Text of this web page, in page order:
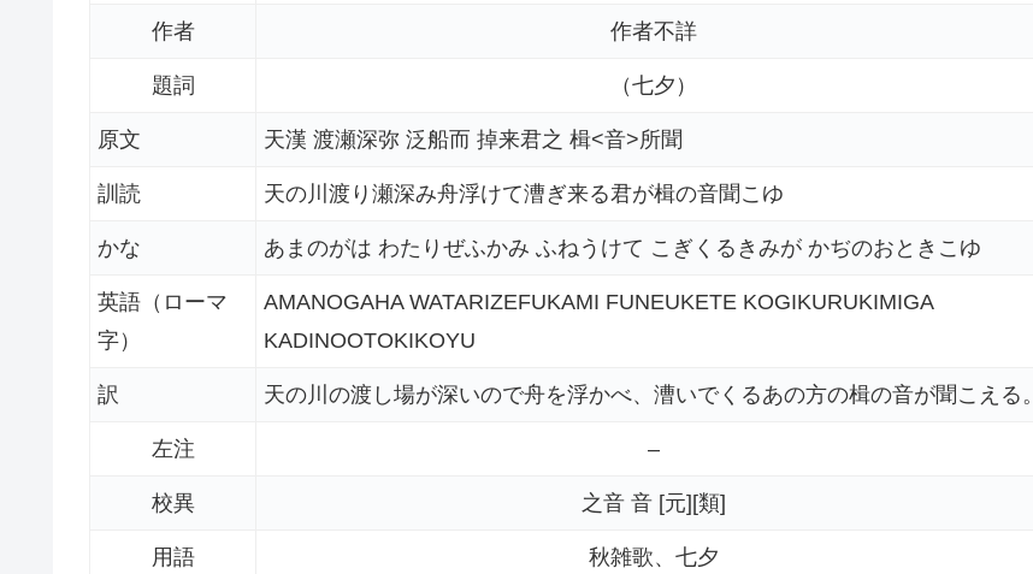
作者 作者不詳
題詞 （七夕）
原文 天漢 渡瀬深弥 泛船而 掉来君之 楫<音>所聞
訓読 天の川渡り瀬深み舟浮けて漕ぎ来る君が楫の音聞こゆ
かな あまのがは わたりぜふかみ ふねうけて こぎくるきみが かぢのおときこゆ
英語（ローマ
字）
AMANOGAHA WATARIZEFUKAMI FUNEUKETE KOGIKURUKIMIGA
KADINOOTOKIKOYU
訳 天の川の渡し場が深いので舟を浮かべ、漕いでくるあの方の楫の音が聞こえる。
左注 –
校異 之音 音 [元][類]
用語 秋雑歌、七夕